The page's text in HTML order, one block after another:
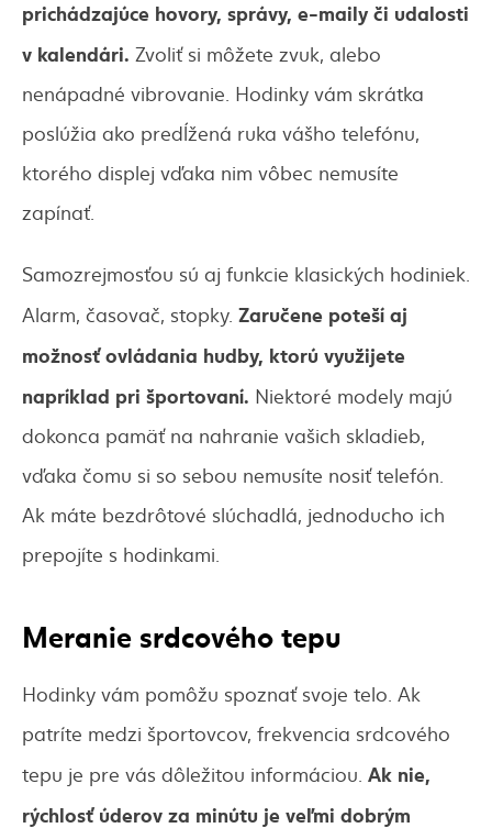
prichádzajúce hovory, správy, e-maily či udalosti
v kalendári. Zvoliť si môžete zvuk, alebo
nenápadné vibrovanie. Hodinky vám skrátka
poslúžia ako predĺžená ruka vášho telefónu,
ktorého displej vďaka nim vôbec nemusíte
zapínať.
Samozrejmosťou sú aj funkcie klasických hodiniek.
Alarm, časovač, stopky. Zaručene poteší aj
možnosť ovládania hudby, ktorú využijete
napríklad pri športovaní. Niektoré modely majú
dokonca pamäť na nahranie vašich skladieb,
vďaka čomu si so sebou nemusíte nosiť telefón.
Ak máte bezdrôtové slúchadlá, jednoducho ich
prepojíte s hodinkami.
Meranie srdcového tepu
Hodinky vám pomôžu spoznať svoje telo. Ak
patríte medzi športovcov, frekvencia srdcového
tepu je pre vás dôležitou informáciou. Ak nie,
rýchlosť úderov za minútu je veľmi dobrým